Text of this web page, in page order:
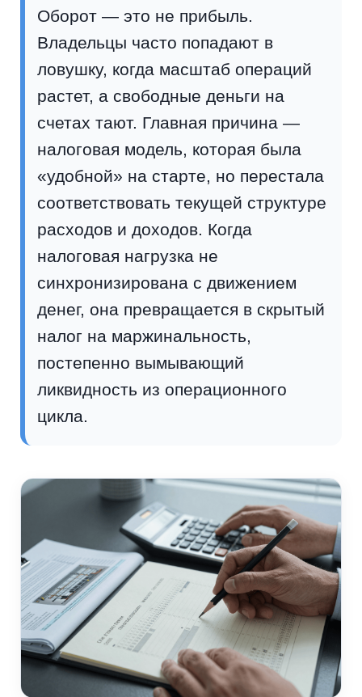
Оборот — это не прибыль.
Владельцы часто попадают в
ловушку, когда масштаб операций
растет, а свободные деньги на
счетах тают. Главная причина —
налоговая модель, которая была
«удобной» на старте, но перестала
соответствовать текущей структуре
расходов и доходов. Когда
налоговая нагрузка не
синхронизирована с движением
денег, она превращается в скрытый
налог на маржинальность,
постепенно вымывающий
ликвидность из операционного
цикла.